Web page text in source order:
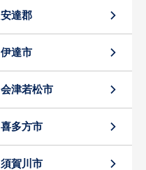
安達郡
伊達市
会津若松市
喜多方市
須賀川市